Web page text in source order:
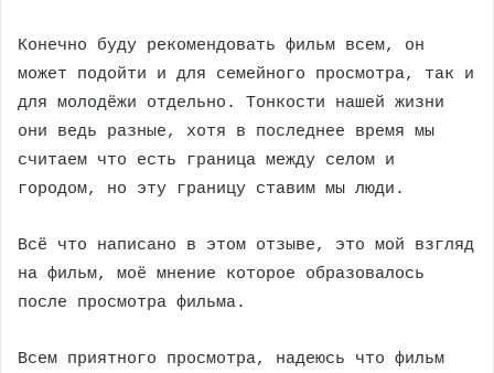
Конечно буду рекомендовать фильм всем, он
может подойти и для семейного просмотра, так и
для молодёжи отдельно. Тонкости нашей жизни
они ведь разные, хотя в последнее время мы
считаем что есть граница между селом и
городом, но эту границу ставим мы люди.
Всё что написано в этом отзыве, это мой взгляд
на фильм, моё мнение которое образовалось
после просмотра фильма.
Всем приятного просмотра, надеюсь что фильм